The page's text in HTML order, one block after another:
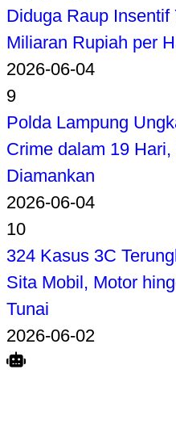
Diduga Raup Insentif
Miliaran Rupiah per
2026-06-04
9
Polda Lampung
Crime dalam 19
Diamankan
2026-06-04
10
324 Kasus 3C
Sita Mobil, Motor
Tunai
2026-06-02